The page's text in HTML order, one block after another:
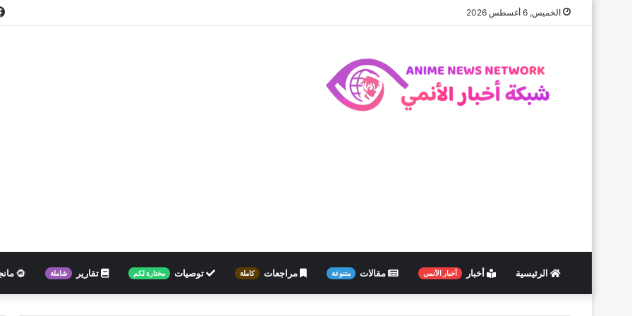
الخميس, 6 أغسطس 2026
الرئيسية أخبار أخبار الأنمي مقالات متنوعة مراجعات كاملة توصيات مختارة لكم تقارير شاملة